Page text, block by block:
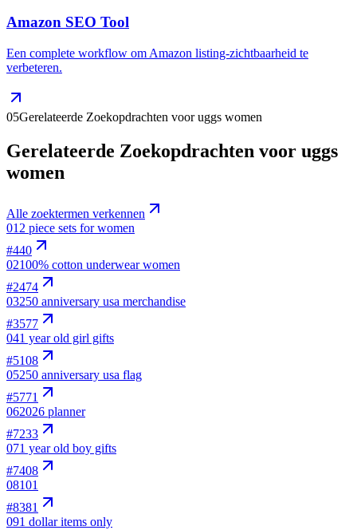
Amazon SEO Tool
Een complete workflow om Amazon listing-zichtbaarheid te
verbeteren.
05Gerelateerde Zoekopdrachten voor uggs women
Gerelateerde Zoekopdrachten voor uggs
women
Alle zoektermen verkennen
012 piece sets for women
#440
02100% cotton underwear women
#2474
03250 anniversary usa merchandise
#3577
041 year old girl gifts
#5108
05250 anniversary usa flag
#5771
062026 planner
#7233
071 year old boy gifts
#7408
08101
#8381
091 dollar items only